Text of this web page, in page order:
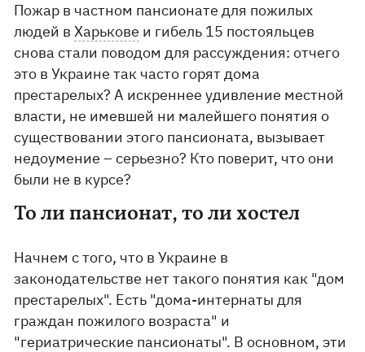
Пожар в частном пансионате для пожилых
людей вХарькове и гибель 15 постояльцев
снова стали поводом для рассуждения: отчего
это в Украине так часто горят дома
престарелых? А искреннее удивление местной
власти, не имевшей ни малейшего понятия о
существовании этого пансионата, вызывает
недоумение – серьезно? Кто поверит, что они
были не в курсе?
То ли пансионат, то ли хостел
Начнем с того, что в Украине в
законодательстве нет такого понятия как "дом
престарелых". Есть "дома-интернаты для
граждан пожилого возраста" и
"гериатрические пансионаты". В основном, эти